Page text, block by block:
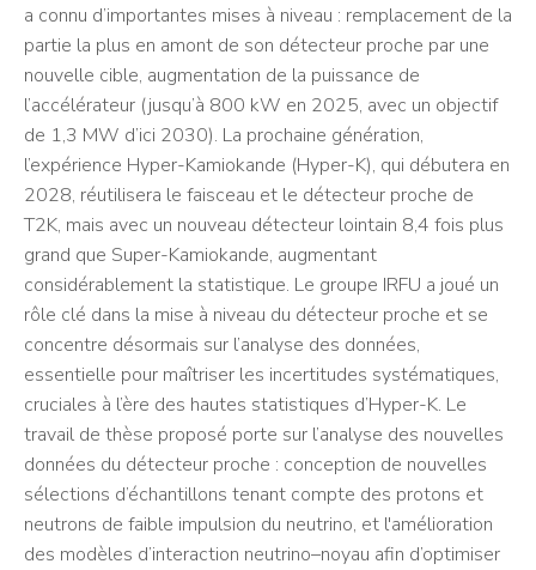
a connu d’importantes mises à niveau : remplacement de la
partie la plus en amont de son détecteur proche par une
nouvelle cible, augmentation de la puissance de
l’accélérateur (jusqu’à 800 kW en 2025, avec un objectif
de 1,3 MW d’ici 2030). La prochaine génération,
l’expérience Hyper-Kamiokande (Hyper-K), qui débutera en
2028, réutilisera le faisceau et le détecteur proche de
T2K, mais avec un nouveau détecteur lointain 8,4 fois plus
grand que Super-Kamiokande, augmentant
considérablement la statistique. Le groupe IRFU a joué un
rôle clé dans la mise à niveau du détecteur proche et se
concentre désormais sur l’analyse des données,
essentielle pour maîtriser les incertitudes systématiques,
cruciales à l’ère des hautes statistiques d’Hyper-K. Le
travail de thèse proposé porte sur l’analyse des nouvelles
données du détecteur proche : conception de nouvelles
sélections d’échantillons tenant compte des protons et
neutrons de faible impulsion du neutrino, et l'amélioration
des modèles d’interaction neutrino–noyau afin d’optimiser